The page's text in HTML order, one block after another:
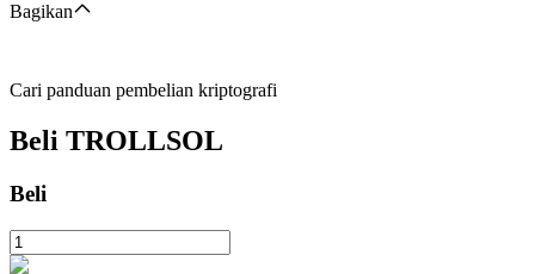
Bagikan
Cari panduan pembelian kriptografi
Beli TROLLSOL
Beli